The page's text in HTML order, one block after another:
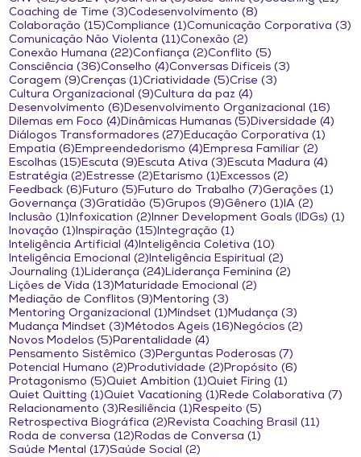
Coaching de Time (3)3 posts
Codesenvolvimento (8)
Colaboração (15)15 posts
Compliance (1)1 post
Comunicação Corporativa (3)
Comunicação Não Violenta (11)11 posts
Conexão (2)
Conexão Humana (22)22 posts
Confiança (2)2 posts
Conflito (5)
Consciência (36)36 posts
Conselho (4)4 posts
Conversas Difíceis (3)
Coragem (9)9 posts
Crenças (1)1 post
Criatividade (5)5 posts
Crise (3)
Cultura Organizacional (9)9 posts
Cultura da paz (4)
Desenvolvimento (6)6 posts
Desenvolvimento Organizacional (16)
Dilemas em Foco (4)4 posts
Dinâmicas Humanas (5)5 posts
Diversidade (4)
Diálogos Transformadores (27)27 posts
Educação Corporativa (1)
Empatia (6)6 posts
Empreendedorismo (4)4 posts
Empresa Familiar (2)
Escolhas (15)15 posts
Escuta (9)9 posts
Escuta Ativa (3)3 posts
Escuta Madura (4)
Estratégia (2)2 posts
Estresse (2)2 posts
Etarismo (1)1 post
Excessos (2)
Feedback (6)6 posts
Futuro (5)5 posts
Futuro do Trabalho (7)7 posts
Gerações (1)
Governança (3)3 posts
Gratidão (5)5 posts
Grupos (9)9 posts
Gênero (1)1 post
IA (2)
Inclusão (1)1 post
Infoxication (2)2 posts
Inner Development Goals (IDGs) (1)
Inovação (1)1 post
Inspiração (15)15 posts
Integração (1)
Inteligência Artificial (4)4 posts
Inteligência Coletiva (10)
Inteligência Emocional (2)2 posts
Inteligência Espiritual (2)
Journaling (1)1 post
Liderança (24)24 posts
Liderança Feminina (2)
Lições de Vida (13)13 posts
Maturidade Emocional (2)
Mediação de Conflitos (9)9 posts
Mentoring (3)
Mentoring Organizacional (1)1 post
Mindset (1)1 post
Mudança (3)
Mudança Mindset (3)3 posts
Métodos Ágeis (16)16 posts
Negócios (2)
Novos Modelos (5)5 posts
Parentalidade (4)
Pensamento Sistêmico (3)3 posts
Perguntas Poderosas (7)
Potencial Humano (2)2 posts
Produtividade (2)2 posts
Propósito (6)
Protagonismo (5)5 posts
Quiet Ambition (1)1 post
Quiet Firing (1)
Quiet Quitting (1)1 post
Quiet Vacationing (1)1 post
Rede Colaborativa (7)
Relacionamento (3)3 posts
Resiliência (1)1 post
Respeito (5)
Retrospectiva Biográfica (2)2 posts
Revista Coaching Brasil (11)
Roda de conversa (12)12 posts
Rodas de Conversa (1)
Saúde Mental (17)17 posts
Saúde Social (2)